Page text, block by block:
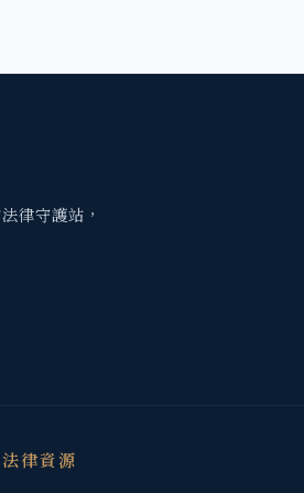
律守護站，
法律資源